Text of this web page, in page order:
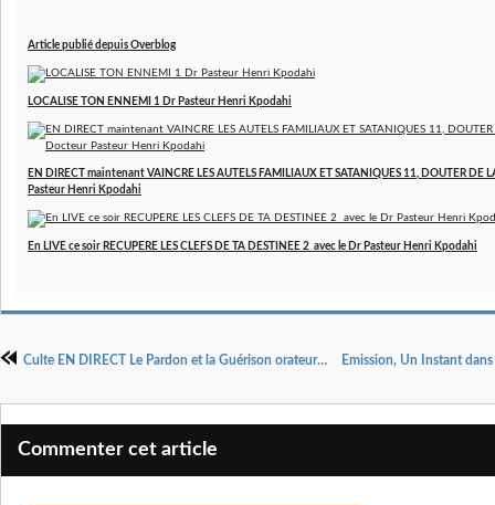
Article publié depuis Overblog
LOCALISE TON ENNEMI 1 Dr Pasteur Henri Kpodahi
EN DIRECT maintenant VAINCRE LES AUTELS FAMILIAUX ET SATANIQUES 11, DOUTER DE
Pasteur Henri Kpodahi
En LIVE ce soir RECUPERE LES CLEFS DE TA DESTINEE 2 avec le Dr Pasteur Henri Kpodahi
Culte EN DIRECT Le Pardon et la Guérison orateur : Dr Pasteur Henri Kpodahi
Commenter cet article